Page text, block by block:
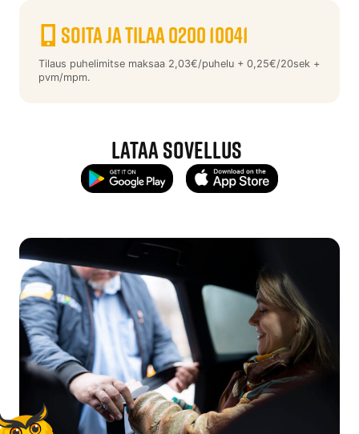
Soita ja tilaa 0200 10041
Tilaus puhelimitse maksaa 2,03€/puhelu + 0,25€/20sek +
pvm/mpm.
LATAA SOVELLUS